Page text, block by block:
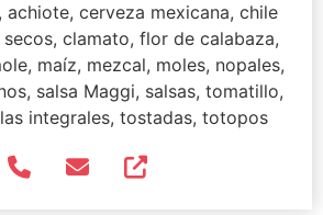
achiote, cerveza mexicana, chile
clamato, flor de calabaza,
maíz, mezcal, moles, nopales,
salsa Maggi, salsas, tomatillo,
integrales, tostadas, totopos